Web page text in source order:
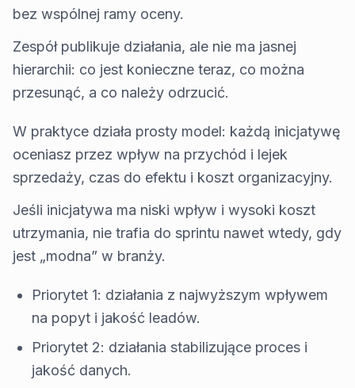
bez wspólnej ramy oceny.
Zespół publikuje działania, ale nie ma jasnej
hierarchii: co jest konieczne teraz, co można
przesunąć, a co należy odrzucić.
W praktyce działa prosty model: każdą inicjatywę
oceniasz przez wpływ na przychód i lejek
sprzedaży, czas do efektu i koszt organizacyjny.
Jeśli inicjatywa ma niski wpływ i wysoki koszt
utrzymania, nie trafia do sprintu nawet wtedy, gdy
jest „modna” w branży.
Priorytet 1: działania z najwyższym wpływem
na popyt i jakość leadów.
Priorytet 2: działania stabilizujące proces i
jakość danych.